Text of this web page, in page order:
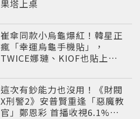
果塔上桌
崔傘同款小烏龜爆紅！韓星正
瘋「幸運烏龜手機貼」，
TWICE娜璉、KIOF也貼上求
這次有鈔能力也沒用！《財閥
X刑警2》安普賢重逢「惡魔教
官」鄭恩彩 首播收視6.1%超